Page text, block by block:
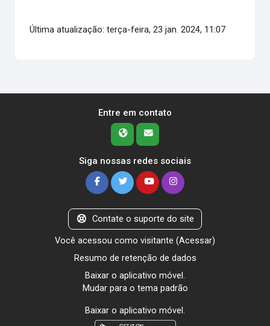
Última atualização: terça-feira, 23 jan. 2024, 11:07
Entre em contato
Siga nossas redes sociais
Contate o suporte do site
Você acessou como visitante (Acessar)
Resumo de retenção de dados
Baixar o aplicativo móvel.
Mudar para o tema padrão
Baixar o aplicativo móvel.